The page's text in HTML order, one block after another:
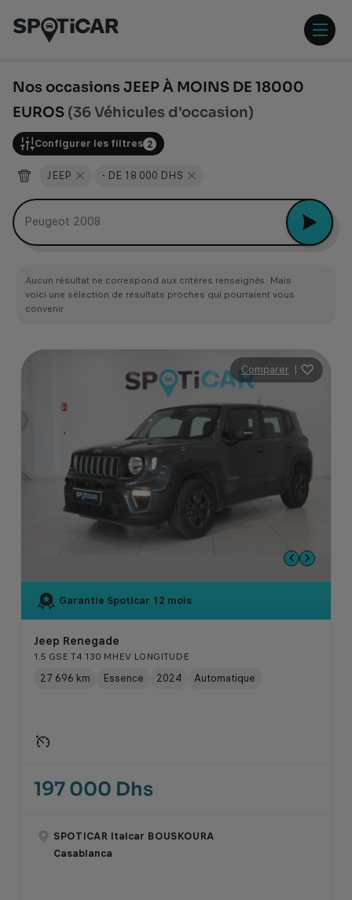
contenu
pied
Nos occasions JEEP À MOINS DE 18000
EUROS (36 Véhicules d'occasion)
Configurer les filtres 2
JEEP - DE 18 000 DHS
Aucun résultat ne correspond aux critères renseignés. Mais
voici une sélection de résultats proches qui pourraient vous
convenir
Comparer |
Garantie Spoticar 12 mois
Jeep Renegade
1.5 GSE T4 130 MHEV LONGITUDE
27 696 km Essence 2024 Automatique
197 000 Dhs
SPOTICAR Italcar BOUSKOURA
Casablanca